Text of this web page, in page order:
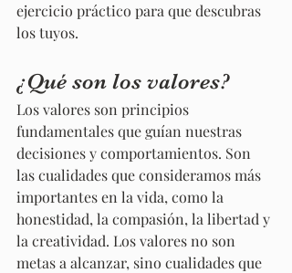
ejercicio práctico para que descubras
los tuyos.
¿Qué son los valores?
Los valores son principios
fundamentales que guían nuestras
decisiones y comportamientos. Son
las cualidades que consideramos más
importantes en la vida, como la
honestidad, la compasión, la libertad y
la creatividad. Los valores no son
metas a alcanzar, sino cualidades que